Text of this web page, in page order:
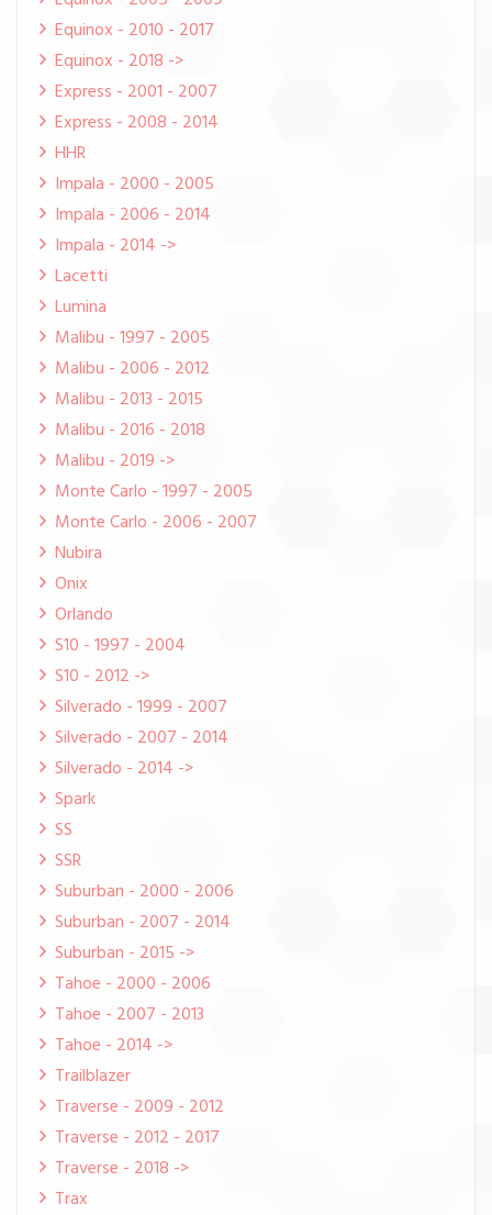
Equinox - 2010 - 2017
Equinox - 2018 ->
Express - 2001 - 2007
Express - 2008 - 2014
HHR
Impala - 2000 - 2005
Impala - 2006 - 2014
Impala - 2014 ->
Lacetti
Lumina
Malibu - 1997 - 2005
Malibu - 2006 - 2012
Malibu - 2013 - 2015
Malibu - 2016 - 2018
Malibu - 2019 ->
Monte Carlo - 1997 - 2005
Monte Carlo - 2006 - 2007
Nubira
Onix
Orlando
S10 - 1997 - 2004
S10 - 2012 ->
Silverado - 1999 - 2007
Silverado - 2007 - 2014
Silverado - 2014 ->
Spark
SS
SSR
Suburban - 2000 - 2006
Suburban - 2007 - 2014
Suburban - 2015 ->
Tahoe - 2000 - 2006
Tahoe - 2007 - 2013
Tahoe - 2014 ->
Trailblazer
Traverse - 2009 - 2012
Traverse - 2012 - 2017
Traverse - 2018 ->
Trax